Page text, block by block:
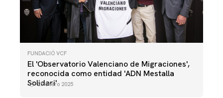
FUNDACIÓ VCF
El 'Observatorio Valenciano de Migraciones',
reconocida como entidad 'ADN Mestalla
Solidari'
20 enero 2025